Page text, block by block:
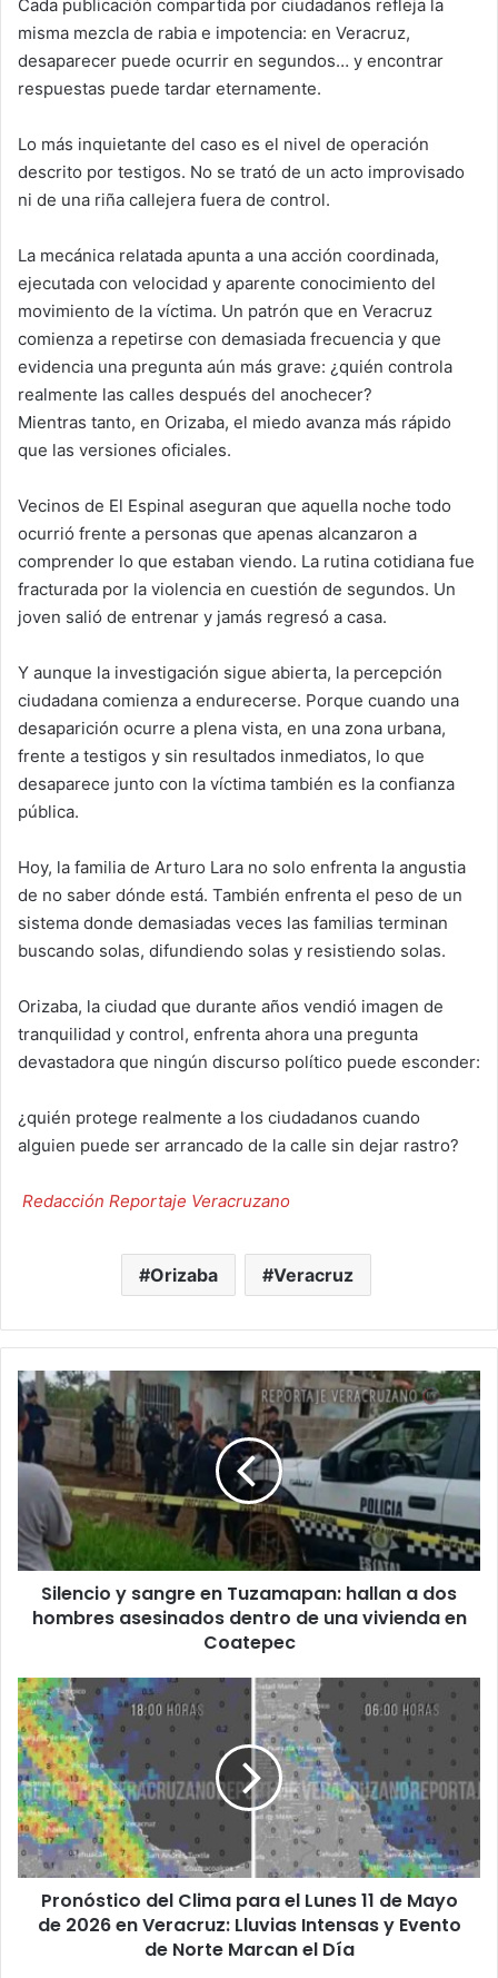
Cada publicación compartida por ciudadanos refleja la
misma mezcla de rabia e impotencia: en Veracruz,
desaparecer puede ocurrir en segundos… y encontrar
respuestas puede tardar eternamente.
Lo más inquietante del caso es el nivel de operación
descrito por testigos. No se trató de un acto improvisado
ni de una riña callejera fuera de control.
La mecánica relatada apunta a una acción coordinada,
ejecutada con velocidad y aparente conocimiento del
movimiento de la víctima. Un patrón que en Veracruz
comienza a repetirse con demasiada frecuencia y que
evidencia una pregunta aún más grave: ¿quién controla
realmente las calles después del anochecer?
Mientras tanto, en Orizaba, el miedo avanza más rápido
que las versiones oficiales.
Vecinos de El Espinal aseguran que aquella noche todo
ocurrió frente a personas que apenas alcanzaron a
comprender lo que estaban viendo. La rutina cotidiana fue
fracturada por la violencia en cuestión de segundos. Un
joven salió de entrenar y jamás regresó a casa.
Y aunque la investigación sigue abierta, la percepción
ciudadana comienza a endurecerse. Porque cuando una
desaparición ocurre a plena vista, en una zona urbana,
frente a testigos y sin resultados inmediatos, lo que
desaparece junto con la víctima también es la confianza
pública.
Hoy, la familia de Arturo Lara no solo enfrenta la angustia
de no saber dónde está. También enfrenta el peso de un
sistema donde demasiadas veces las familias terminan
buscando solas, difundiendo solas y resistiendo solas.
Orizaba, la ciudad que durante años vendió imagen de
tranquilidad y control, enfrenta ahora una pregunta
devastadora que ningún discurso político puede esconder:
¿quién protege realmente a los ciudadanos cuando
alguien puede ser arrancado de la calle sin dejar rastro?
Redacción Reportaje Veracruzano
Orizaba Veracruz
Silencio
y
sangre
en
Tuzamapan:
hallan
dos
hombres
asesinados
dentro
vivienda
en
Coatepec
Silencio y sangre en Tuzamapan: hallan a dos
hombres asesinados dentro de una vivienda en
Coatepec
Pronóstico
del
Clima
para
el
Lunes
11
de
Mayo
2026
Pronóstico del Clima para el Lunes 11 de Mayo
de 2026 en Veracruz: Lluvias Intensas y Evento
de Norte Marcan el Día